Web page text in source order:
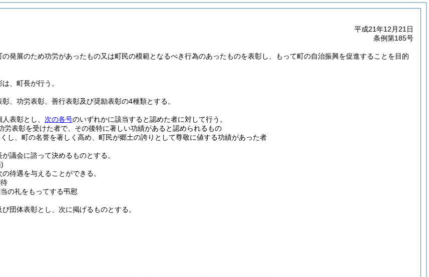
平成21年12月21日
条例第185号
の発展のため功労があったもの又は町民の模範となるべき行為のあったものを表彰し、もって町の自治振興を促進することを目的
、町長が行う。
、功労表彰、善行表彰及び奨励表彰の4種類とする。
表彰とし、 次の各号のいずれかに該当すると認めた者に対して行う。
労表彰を受けた者で、その後特に著しい功績があると認められるもの
し、町の名誉を著しく高め、町民が郷土の誇りとして尊敬に値する功績があった者
議会に諮って決めるものとする。
待遇を与えることができる。
の礼をもってする弔慰
団体表彰とし、次に掲げるものとする。